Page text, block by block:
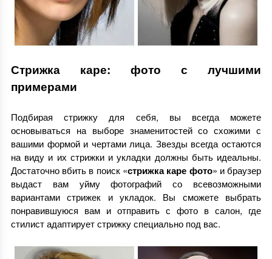
Стрижка каре: фото с лучшими
примерами
Подбирая стрижку для себя, вы всегда можете
основываться на выборе знаменитостей со схожими с
вашими формой и чертами лица. Звезды всегда остаются
на виду и их стрижки и укладки должны быть идеальны.
Достаточно вбить в поиск «стрижка каре фото» и браузер
выдаст вам уйму фотографий со всевозможными
вариантами стрижек и укладок. Вы сможете выбрать
понравившуюся вам и отправить с фото в салон, где
стилист адаптирует стрижку специально под вас.